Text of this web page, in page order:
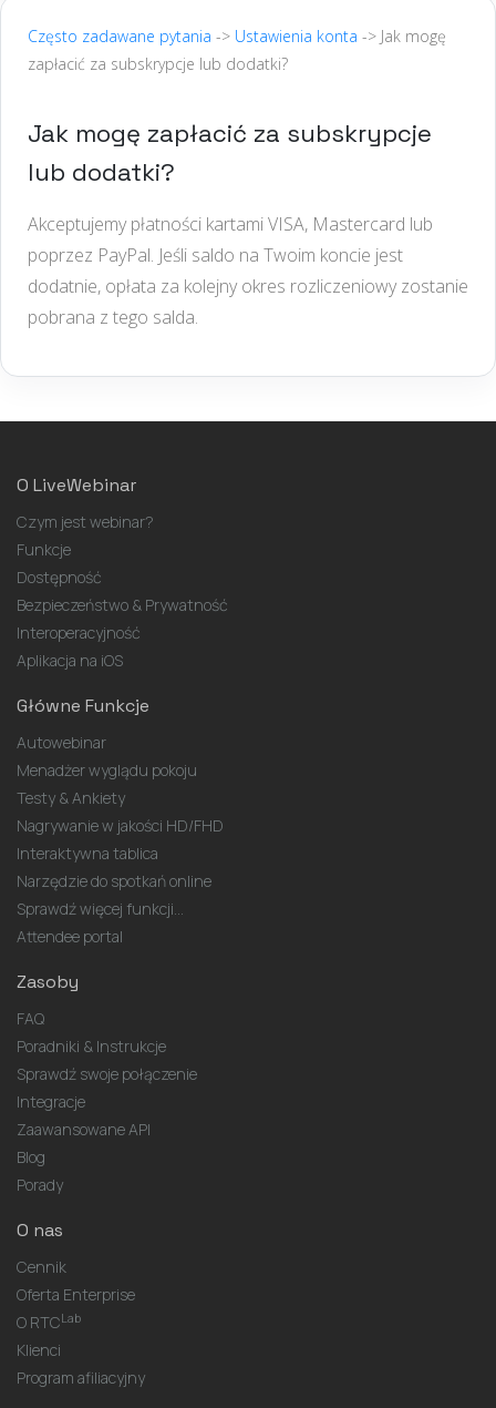
Często zadawane pytania -> Ustawienia konta -> Jak mogę
zapłacić za subskrypcje lub dodatki?
Jak mogę zapłacić za subskrypcje
lub dodatki?
Akceptujemy płatności kartami VISA, Mastercard lub
poprzez PayPal. Jeśli saldo na Twoim koncie jest
dodatnie, opłata za kolejny okres rozliczeniowy zostanie
pobrana z tego salda.
O LiveWebinar
Czym jest webinar?
Funkcje
Dostępność
Bezpieczeństwo & Prywatność
Interoperacyjność
Aplikacja na iOS
Główne Funkcje
Autowebinar
Menadżer wyglądu pokoju
Testy & Ankiety
Nagrywanie w jakości HD/FHD
Interaktywna tablica
Narzędzie do spotkań online
Sprawdź więcej funkcji...
Attendee portal
Zasoby
FAQ
Poradniki & Instrukcje
Sprawdź swoje połączenie
Integracje
Zaawansowane API
Blog
Porady
O nas
Cennik
Oferta Enterprise
O RTCLab
Klienci
Program afiliacyjny